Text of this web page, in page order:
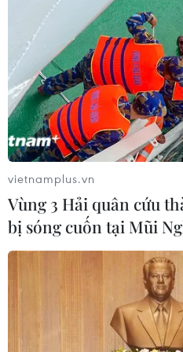
An Giang: Các bãi rác
khi dự án xử lý tập trung
độ
08/08/2026 05:39
Đà Nẵng tìm "lời giải bài
ninh nguồn nước
Sơn La công bố tình
về thiên tai với hai xã Muổi
vietnamplus.vn
Vùng 3 Hải quân cứu
bị sóng cuốn tại Mũi